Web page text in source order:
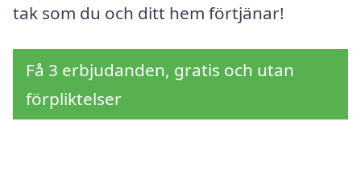
tak som du och ditt hem förtjänar!
Få 3 erbjudanden, gratis och utan
förpliktelser